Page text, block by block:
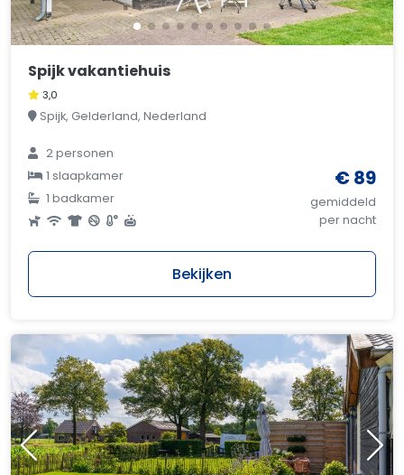
Spijk vakantiehuis
3,0
Spijk, Gelderland, Nederland
2 personen
1 slaapkamer
1 badkamer
€ 89
gemiddeld
per nacht
Bekijken